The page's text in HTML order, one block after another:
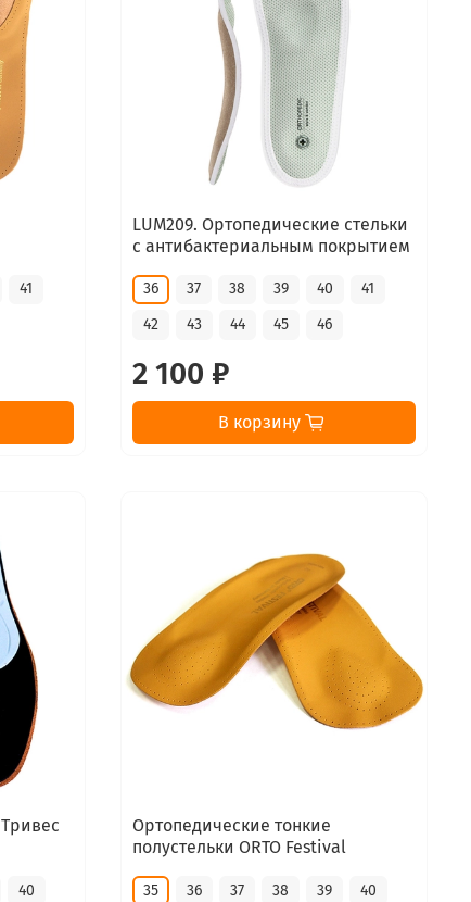
41
LUM209. Ортопедические стельки
с антибактериальным покрытием
36 37 38 39 40
41
42
43 44 45 46
2 100 ₽
В корзину
40
Ортопедические тонкие
полустельки ORTO Festival
35 36 37 38 39 40